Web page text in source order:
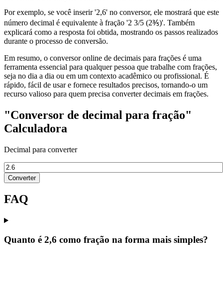
Por exemplo, se você inserir '2,6' no conversor, ele mostrará que este
número decimal é equivalente à fração '2 3/5 (2⅗)'. Também
explicará como a resposta foi obtida, mostrando os passos realizados
durante o processo de conversão.
Em resumo, o conversor online de decimais para frações é uma
ferramenta essencial para qualquer pessoa que trabalhe com frações,
seja no dia a dia ou em um contexto acadêmico ou profissional. É
rápido, fácil de usar e fornece resultados precisos, tornando-o um
recurso valioso para quem precisa converter decimais em frações.
"Conversor de decimal para fração"
Calculadora
Decimal para converter
Converter
FAQ
Quanto é 2,6 como fração na forma mais simples?